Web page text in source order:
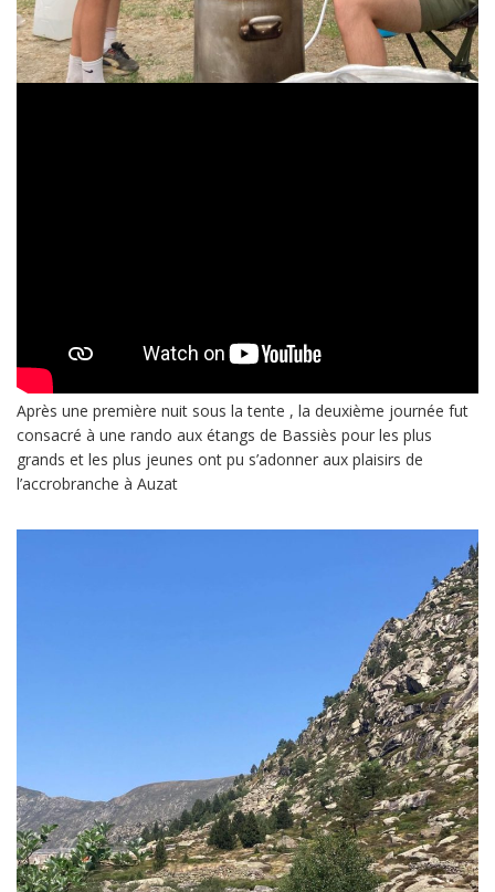
Après une première nuit sous la tente , la deuxième journée fut
consacré à une rando aux étangs de Bassiès pour les plus
grands et les plus jeunes ont pu s’adonner aux plaisirs de
l’accrobranche à Auzat